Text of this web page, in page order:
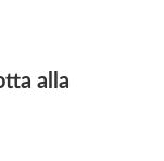
alla